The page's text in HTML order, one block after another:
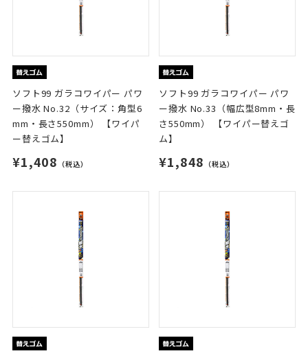
ソフト99 ガラコワイパー パワ
ー撥水 No.32（サイズ：角型6
mm・長さ550mm） 【ワイパ
ー替えゴム】
¥1,408 （税込）
ソフト99 ガラコワイパー パワ
ー撥水 No.33（幅広型8mm・長
さ550mm） 【ワイパー替えゴ
ム】
¥1,848 （税込）